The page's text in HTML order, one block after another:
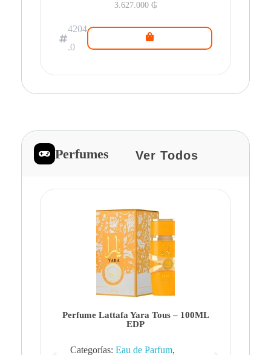
3.627.000 ₲
4204
.0
Perfumes Ver Todos
Perfume Lattafa Yara Tous – 100ML
EDP
Categorías: Eau de Parfum,